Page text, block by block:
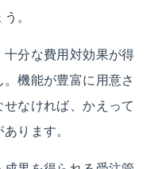
。
分な費用対効果が得
。機能が豊富に用意さ
せなければ、かえって
あります。